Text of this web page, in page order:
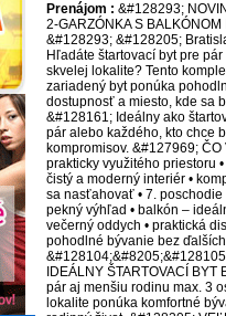
Prenájom : &#128293;
2-GARZÓNKA S
&#128293; &#128205;
Hľadáte štartovací byt pre
skvelej lokalite? Tento
zariadený byt ponúka
dostupnosť a miesto, kde sa
&#128161; Ideálny ako
pár alebo každého, kto chce
kompromisov. &#127969;
prakticky využitého priestoru
čistý a moderný interiér •
sa nasťahovať • 7.
pekný výhľad • balkón –
večerný oddych • praktická
pohodlné bývanie bez
IDEÁLNY ŠTARTOVACÍ
pár aj menšiu rodinu max. 3
lokalite ponúka komfortné